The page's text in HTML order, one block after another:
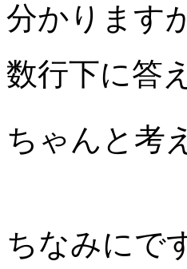
分かります
数行下に答
ちゃんと考
ちなみにで